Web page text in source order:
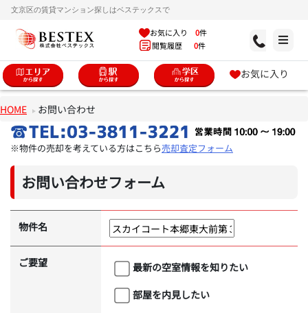
文京区の賃貸マンション探しはベステックスで
お気に入り 0件
閲覧履歴 0件
お気に入り
HOME お問い合わせ
※物件の売却を考えている方はこちら売却査定フォーム
お問い合わせフォーム
物件名
ご要望
最新の空室情報を知りたい
部屋を内見したい